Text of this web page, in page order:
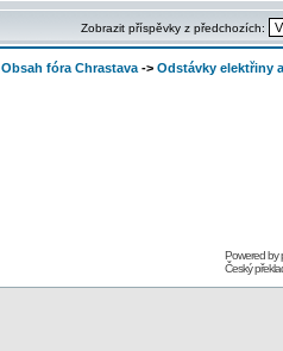
Zobrazit příspěvky z předchozích:
Obsah fóra Chrastava -> Odstávky elektřiny
Powered by
Český